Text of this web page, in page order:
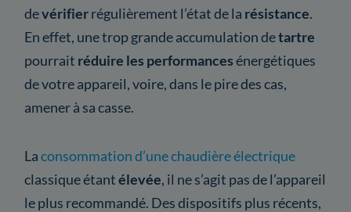
devérifierrégulièrement l’état de la résistance.
En effet, une trop grande accumulation detartre
pourrait réduire les performancesénergétiques
de votre appareil, voire, dans le pire des cas,
amener à sa casse.
Laconsommation d’une chaudière électrique
classique étantélevée, il ne s’agit pas de l’appareil
le plus recommandé. Des dispositifs plus récents,